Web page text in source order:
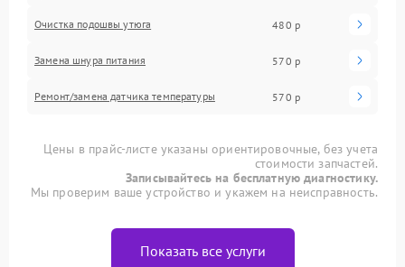
Очистка подошвы утюга 480 р
Замена шнура питания 570 р
Ремонт/замена датчика температуры 570 р
Цены в прайс-листе указаны ориентировочные, без учета
стоимости запчастей.
Записывайтесь на бесплатную диагностику.
Мы проверим ваше устройство и укажем на неисправность.
Показать все услуги